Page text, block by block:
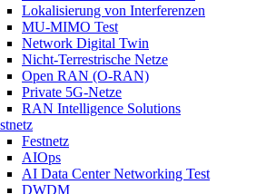
Lokalisierung von Interferenzen
MU-MIMO Test
Network Digital Twin
Nicht-Terrestrische Netze
Open RAN (O-RAN)
Private 5G-Netze
RAN Intelligence Solutions
Festnetz
AIOps
AI Data Center Networking Test
DWDM